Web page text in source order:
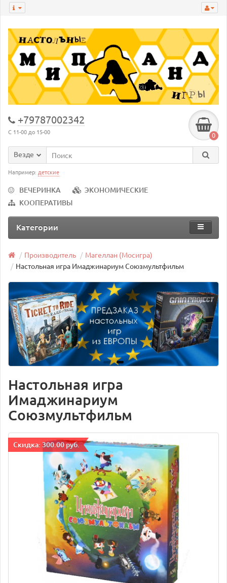
+79787002342
С 11-00 до 15-00 0
Везде
Например: детские
ВЕЧЕРИНКА
ЭКОНОМИЧЕСКИЕ
КООПЕРАТИВЫ
Категории
Производитель
Магеллан (Мосигра)
Настольная игра Имаджинариум Союзмультфильм
Настольная игра
Имаджинариум
Союзмультфильм
Cкидка: 300.00 руб.